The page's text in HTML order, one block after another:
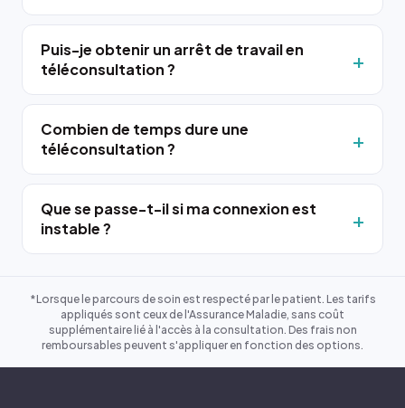
Puis-je obtenir un arrêt de travail en
téléconsultation ?
Combien de temps dure une
téléconsultation ?
Que se passe-t-il si ma connexion est
instable ?
*Lorsque le parcours de soin est respecté par le patient. Les tarifs
appliqués sont ceux de l'Assurance Maladie, sans coût
supplémentaire lié à l'accès à la consultation. Des frais non
remboursables peuvent s'appliquer en fonction des options.